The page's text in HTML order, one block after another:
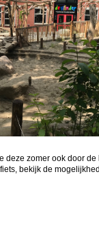
deze zomer ook door de
bekijk de